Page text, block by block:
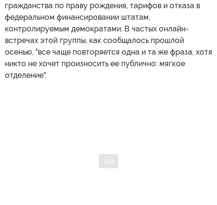
гражданства по праву рождения, тарифов и отказа в
федеральном финансировании штатам,
контролируемым демократами. В частых онлайн-
встречах этой группы, как сообщалось прошлой
осенью, "все чаще повторяется одна и та же фраза, хотя
никто не хочет произносить ее публично: мягкое
отделение".